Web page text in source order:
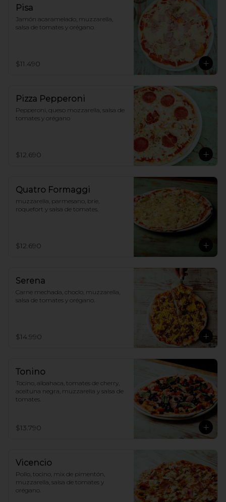
Pisa
Jamón acaramelado, muzzarella,
salsa de tomates y orégano.
$11.490
Pizza Pepperoni
Pepperoni, queso mozzarella, salsa de
tomates y orégano
$12.690
Quatro Formaggi
muzzarella, parmesano, brie,
roquefort y salsa de tomates.
$12.690
Serena
Carne mechada, choclo, muzzarella,
salsa de tomates y orégano.
$14.990
Tonino
Tocino, albahaca, tomates de cherry,
aceituna negra, muzzarella y salsa de
tomates.
$13.790
Vicencio
Pollo, tocino, mix de pimentón,
muzzarella, salsa de tomates y
orégano.